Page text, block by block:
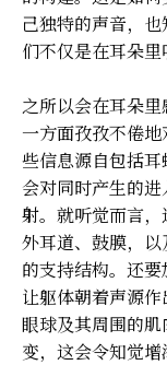
己独特的声音，
们不仅是在耳朵里
之所以会在耳朵
一方面孜孜不倦
些信息源自包括
会对同时产生的
射。就听觉而言
外耳道、鼓膜，
的支持结构。还
让躯体朝着声源
眼球及其周围的
变，这会令知觉增